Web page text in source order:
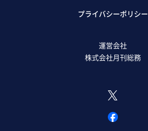
プライバシーポリシー
運営会社
株式会社月刊総務